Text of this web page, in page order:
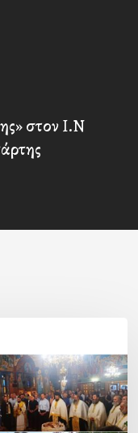
στον Ι.Ν